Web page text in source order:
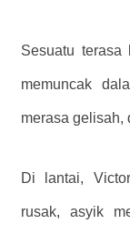
Sesuatu terasa
memuncak
merasa gelisah,
Di lantai,
rusak, asyik